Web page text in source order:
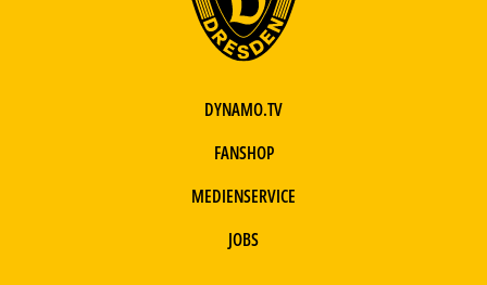
DYNAMO.TV
FANSHOP
MEDIENSERVICE
JOBS